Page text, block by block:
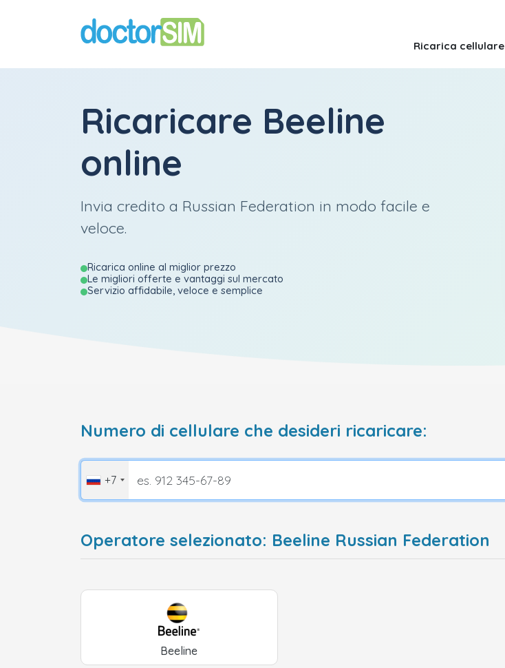
Ricarica cellulare
Ricaricare Beeline
online
Invia credito a Russian Federation in modo facile e
veloce.
Ricarica online al miglior prezzo
Le migliori offerte e vantaggi sul mercato
Servizio affidabile, veloce e semplice
Numero di cellulare che desideri ricaricare:
+7
Operatore selezionato: Beeline Russian Federation
Beeline